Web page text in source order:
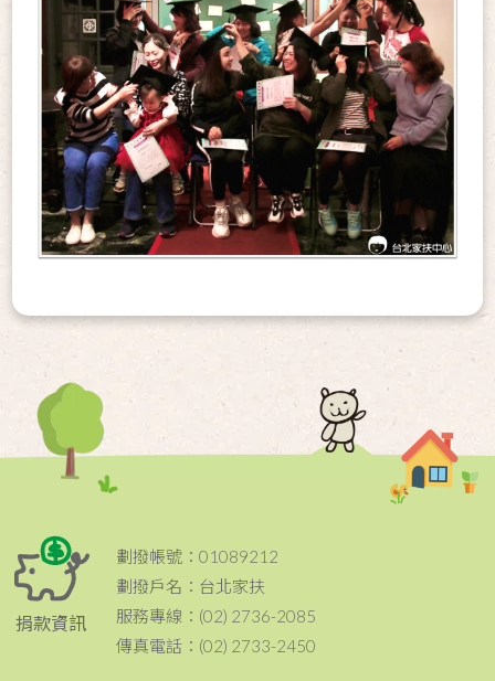
捐款資訊
劃撥帳號：01089212
劃撥戶名：台北家扶
服務專線：(02) 2736-2085
傳真電話：(02) 2733-2450